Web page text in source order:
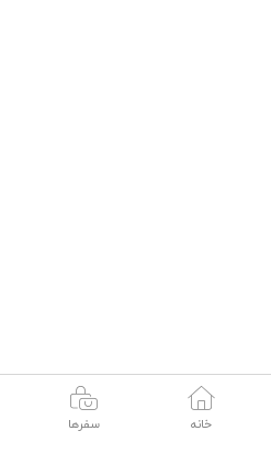
خانه سفرها